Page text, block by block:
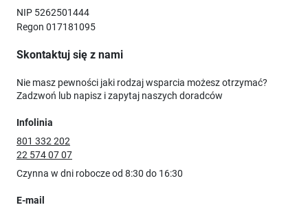
NIP 5262501444
Regon 017181095
Skontaktuj się z nami
Nie masz pewności jaki rodzaj wsparcia możesz otrzymać?
Zadzwoń lub napisz i zapytaj naszych doradców
Infolinia
801 332 202
22 574 07 07
Czynna w dni robocze od 8:30 do 16:30
E-mail